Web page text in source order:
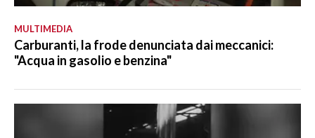
MULTIMEDIA
Carburanti, la frode denunciata dai meccanici:
"Acqua in gasolio e benzina"